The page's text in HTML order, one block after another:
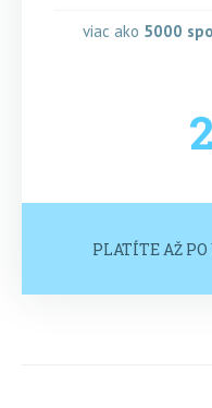
viac ako 5000
PLATÍTE AŽ